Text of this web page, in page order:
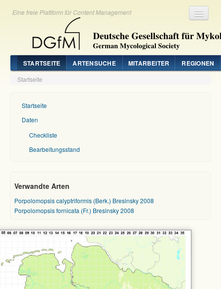
Eine freie Plattform für Content Management
STARTSEITE ARTENSUCHE MITARBEITER REGIONEN
Startseite
Startseite
Daten
Checkliste
Bearbeitungsstand
Verwandte Arten
Porpolomopsis calyptriformis (Berk.) Bresinsky 2008
Porpolomopsis fornicata (Fr.) Bresinsky 2008